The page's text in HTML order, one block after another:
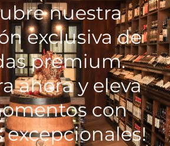
nuestra
exclusiva de
premium.
ahora y eleva
con
excepcionales!